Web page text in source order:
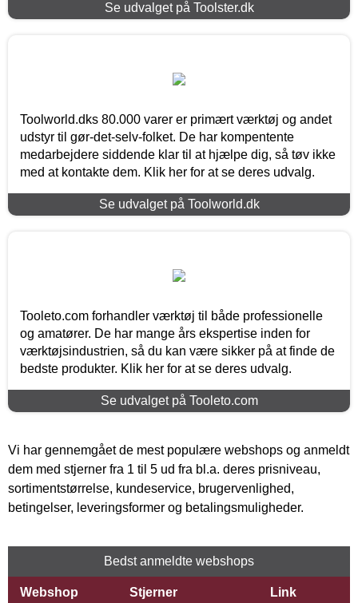
Se udvalget på Toolster.dk
Toolworld.dks 80.000 varer er primært værktøj og andet
udstyr til gør-det-selv-folket. De har kompentente
medarbejdere siddende klar til at hjælpe dig, så tøv ikke
med at kontakte dem. Klik her for at se deres udvalg.
Se udvalget på Toolworld.dk
Tooleto.com forhandler værktøj til både professionelle
og amatører. De har mange års ekspertise inden for
værktøjsindustrien, så du kan være sikker på at finde de
bedste produkter. Klik her for at se deres udvalg.
Se udvalget på Tooleto.com
Vi har gennemgået de mest populære webshops og anmeldt
dem med stjerner fra 1 til 5 ud fra bl.a. deres prisniveau,
sortimentstørrelse, kundeservice, brugervenlighed,
betingelser, leveringsformer og betalingsmuligheder.
Bedst anmeldte webshops
Webshop Stjerner Link